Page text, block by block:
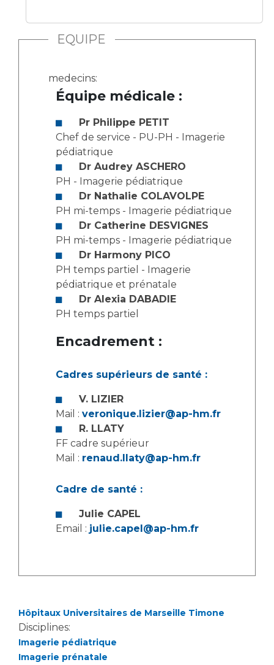
Transports sanitaires
Vos droits, vos devoirs
Handicap
Handi 13
Pôle Médecine Physique et Réadaptation
Accueil sourds et malentendants
Charte Romain Jacob
Mouvement Parcours Handicap 13
Activité physique
Cancer
Maladies rares
Maternité Hôpital Nord
La Commission Des Usagers (CDU)
Les Comités Locaux des Usagers
Nos indicateurs qualité et de sécurité des soins
Écoles et Instituts de Formation
Plateforme des internes
Professionnels de santé
Adresser un patient
Réseaux de soins
Adresser un examen au Laboratoire de Biologie
Médicale
Radiologie / Imagerie
Cancérologie
Les pôles d'activité médicale
Anatomie et Cytologie Pathologiques
Adresser un examen au Laboratoire d'Infectiologie
Plateforme d'Expertise Maladies Rares
Communiqués de presse
Dossiers de presse
Médiathèque
Rôles et missions
EQUIPE
medecins:
Équipe médicale :
Pr Philippe PETIT
Chef de service - PU-PH - Imagerie
pédiatrique
Dr Audrey ASCHERO
PH - Imagerie pédiatrique
Dr Nathalie COLAVOLPE
PH mi-temps - Imagerie pédiatrique
Dr Catherine DESVIGNES
PH mi-temps - Imagerie pédiatrique
Dr Harmony PICO
PH temps partiel - Imagerie
pédiatrique et prénatale
Dr Alexia DABADIE
PH temps partiel
Encadrement :
Cadres supérieurs de santé :
V. LIZIER
Mail : veronique.lizier@ap-hm.fr
R. LLATY
FF cadre supérieur
Mail : renaud.llaty@ap-hm.fr
Cadre de santé :
Julie CAPEL
Email : julie.capel@ap-hm.fr
Hôpitaux Universitaires de Marseille Timone
Disciplines:
Imagerie pédiatrique
Imagerie prénatale